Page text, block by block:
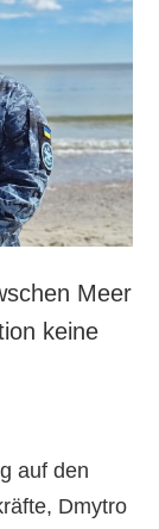
Meer
keine
auf den
Dmytro